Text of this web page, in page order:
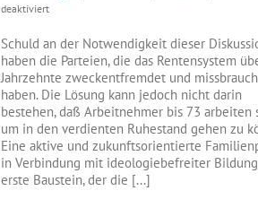
deaktiviertfür
erst
mit
73?
Schuld an der Notwendigkeit dieser
haben die Parteien, die das Rentensystem
Jahrzehnte zweckentfremdet und
haben. Die Lösung kann jedoch nicht darin
bestehen, daß Arbeitnehmer bis 73 arbeiten
um in den verdienten Ruhestand gehen zu
Eine aktive und zukunftsorientierte
in Verbindung mit ideologiebefreiter
erste Baustein, der die [...]